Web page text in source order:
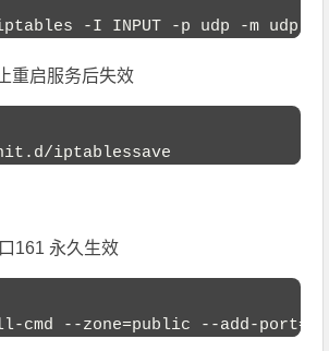
-I INPUT -p udp -m udp -
重启服务后失效
iptablessave
161 永久生效
cmd --zone=public --add-port=